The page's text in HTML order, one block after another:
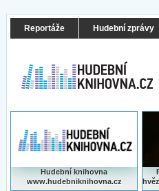
Reportáže Hudební zprávy
Hudební knihovna
www.hudebniknihovna.cz